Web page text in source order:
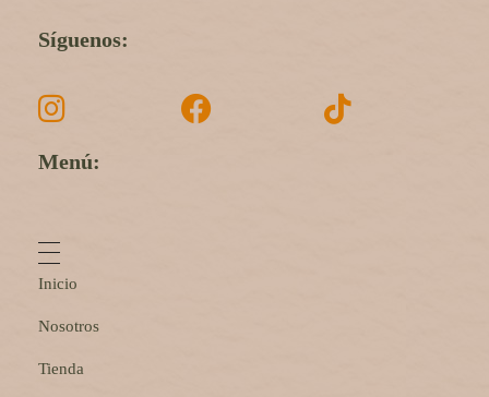
Síguenos:
Menú:
Inicio
Nosotros
Tienda